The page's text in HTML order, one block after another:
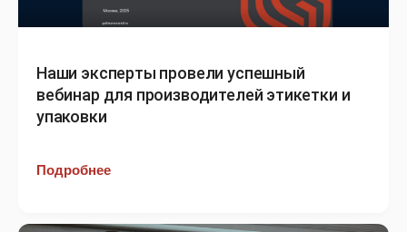
Наши эксперты провели успешный
вебинар для производителей этикетки и
упаковки
Подробнее